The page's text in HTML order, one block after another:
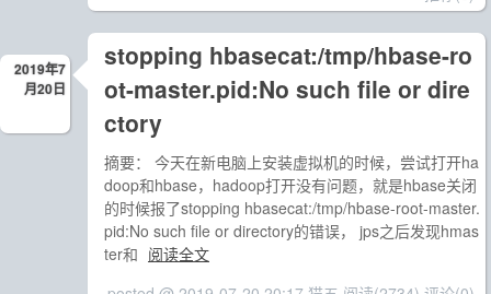
2019年7
月20日
stopping hbasecat:/tmp/hbase-ro
ot-master.pid:No such file or dire
ctory
摘要： 今天在新电脑上安装虚拟机的时候，尝试打开ha
doop和hbase，hadoop打开没有问题，就是hbase关闭
的时候报了stopping hbasecat:/tmp/hbase-root-master.
pid:No such file or directory的错误， jps之后发现hmas
ter和 阅读全文